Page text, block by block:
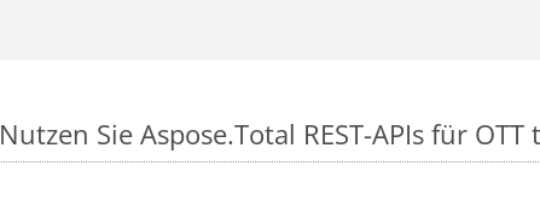
Nutzen Sie Aspose.Total REST-APIs für OTT